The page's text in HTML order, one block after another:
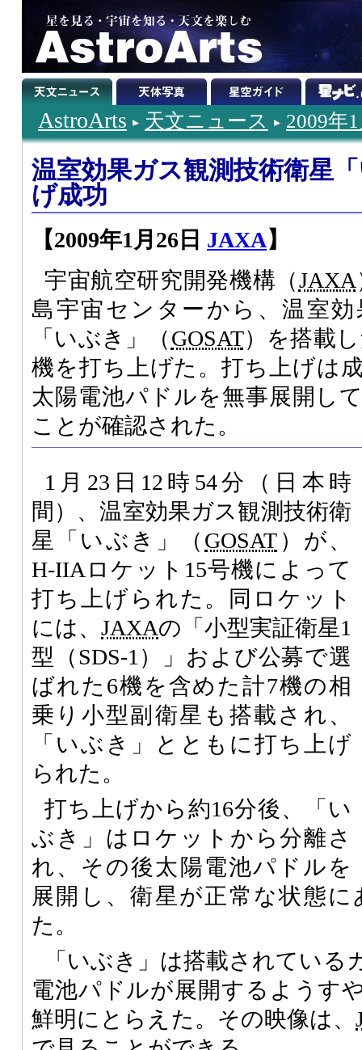
AstroArts 天文ニュース 2009年
温室効果ガス観測技術衛星
げ成功
【2009年1月26日 JAXA】
宇宙航空研究開発機構（JAXA
島宇宙センターから、温室
「いぶき」（GOSAT）を搭載
機を打ち上げた。打ち上げは
太陽電池パドルを無事展開し
ことが確認された。
1月23日12時54分（日本時
間）、温室効果ガス観測技術衛
星「いぶき」（ GOSAT ）が、
H-IIAロケット15号機によって
打ち上げられた。同ロケット
には、 JAXAの「小型実証衛星1
型（SDS-1）」および公募で選
ばれた6機を含めた計7機の相
乗り小型副衛星も搭載され、
「いぶき」とともに打ち上げ
られた。
打ち上げから約16分後、「い
ぶき」はロケットから分離さ
れ、その後太陽電池パドルを
展開し、衛星が正常な状態
た。
「いぶき」は搭載されている
電池パドルが展開するようす
鮮明にとらえた。その映像は、